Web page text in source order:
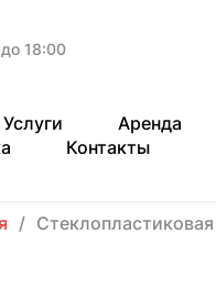
18:00
Услуги
Аренда
Контакты